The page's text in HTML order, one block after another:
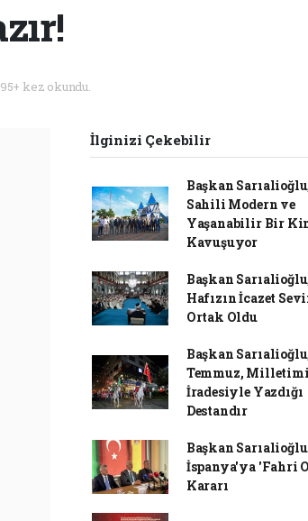
kez okundu.
İlginizi Çekebilir
Başkan
Sahili Modern ve
Yaşanabilir Bir
Kavuşuyor
Başkan
Hafızın İcazet
Ortak Oldu
Başkan
Temmuz,
İradesiyle Yazdığı
Destandır
Başkan
İspanya'ya 'Fahri
Kararı